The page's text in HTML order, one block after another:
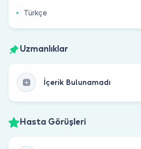
Türkçe
Uzmanlıklar
İçerik Bulunamadı
Hasta Görüşleri